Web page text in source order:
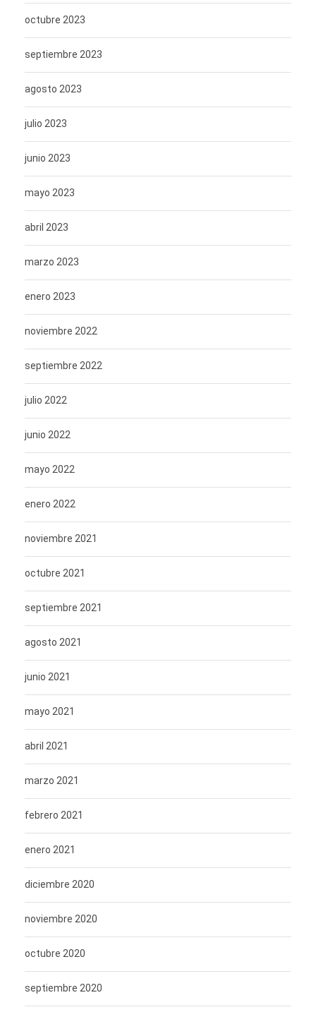
octubre 2023
septiembre 2023
agosto 2023
julio 2023
junio 2023
mayo 2023
abril 2023
marzo 2023
enero 2023
noviembre 2022
septiembre 2022
julio 2022
junio 2022
mayo 2022
enero 2022
noviembre 2021
octubre 2021
septiembre 2021
agosto 2021
junio 2021
mayo 2021
abril 2021
marzo 2021
febrero 2021
enero 2021
diciembre 2020
noviembre 2020
octubre 2020
septiembre 2020